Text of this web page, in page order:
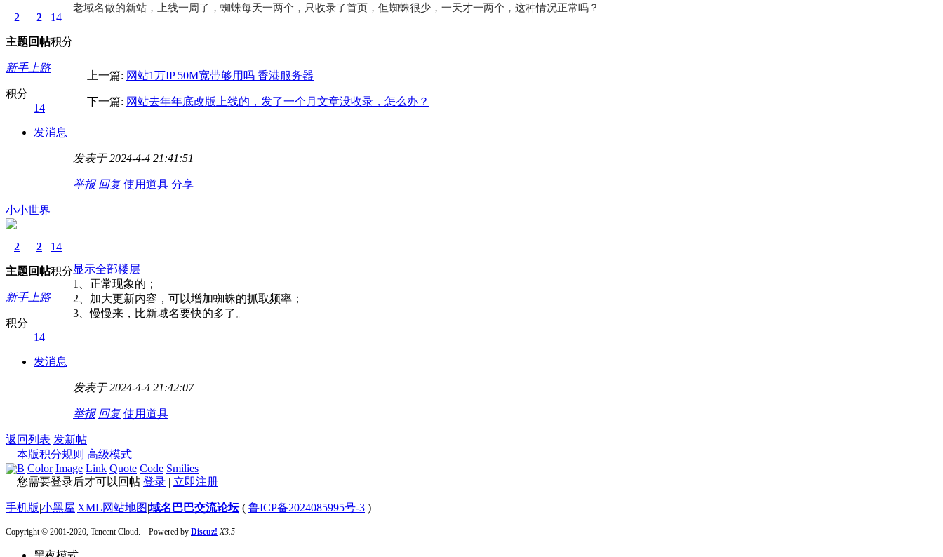
2
主题
2
回帖
14
积分
新手上路
积分
14
发消息
老域名做的新站，上线一周了，蜘蛛每天一两个，只收录了首页，但蜘蛛很少，一天才一两个，这种情况正常吗？
上一篇: 网站1万IP 50M宽带够用吗 香港服务器
下一篇: 网站去年年底改版上线的，发了一个月文章没收录，怎么办？
发表于 2024-4-4 21:41:51
举报 回复 使用道具 分享
小小世界
2
主题
2
回帖
14
积分
新手上路
积分
14
发消息
显示全部楼层
1、正常现象的；
2、加大更新内容，可以增加蜘蛛的抓取频率；
3、慢慢来，比新域名要快的多了。
发表于 2024-4-4 21:42:07
举报 回复 使用道具
返回列表 发新帖
本版积分规则 高级模式
B Color Image Link Quote Code Smilies
您需要登录后才可以回帖 登录 | 立即注册
手机版|小黑屋|XML网站地图|域名巴巴交流论坛( 鲁ICP备2024085995号-3 )
Copyright © 2001-2020, Tencent Cloud. Powered by Discuz! X3.5